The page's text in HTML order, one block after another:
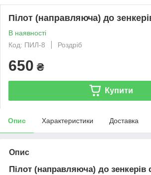
Пілот (направляюча) до
В наявності
Код: ПИЛ-8
Роздріб
650 ₴
Купити
Опис Характеристики Доставка
Опис
Пілот (направляюча) до